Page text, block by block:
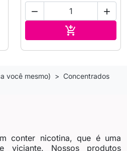
 

você mesmo)
Concentrados
conter nicotina, que é uma
viciante. Nossos produtos